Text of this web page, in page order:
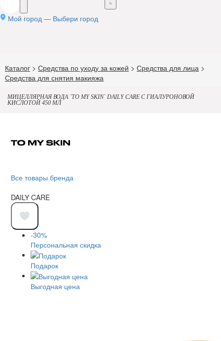
Мой город — Выбери город
Каталог > Средства по уходу за кожей > Средства для лица >
Средства для снятия макияжа
МИЦЕЛЛЯРНАЯ ВОДА `TO MY SKIN` DAILY CARE С ГИАЛУРОНОВОЙ
КИСЛОТОЙ 450 МЛ
Все товары бренда
DAILY CARE
-30%
Персональная скидка
Подарок
Выгодная цена